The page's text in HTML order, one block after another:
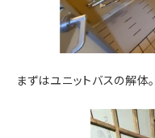
まずはユニットバスの解体。